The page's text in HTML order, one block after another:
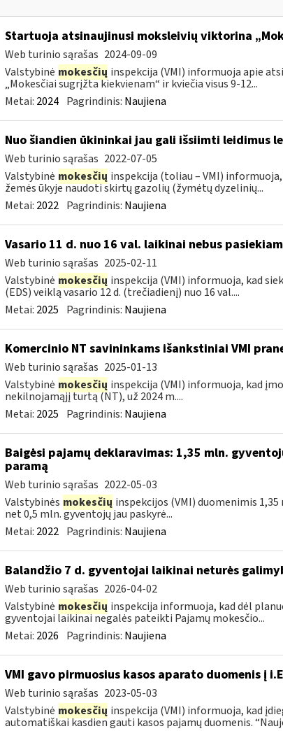
Startuoja atsinaujinusi moksleivių viktorina
Web turinio sąrašas 2024-09-09
Valstybinė mokesčių inspekcija (VMI) informuoja apie
„Mokesčiai sugrįžta kiekvienam“ ir kviečia visus 9-12...
Metai: 2024 Pagrindinis: Naujiena
Nuo šiandien ūkininkai jau gali išsiimti leidimus
Web turinio sąrašas 2022-07-05
Valstybinė mokesčių inspekcija (toliau – VMI)
žemės ūkyje naudoti skirtų gazolių (žymėtų dyzelinių...
Metai: 2022 Pagrindinis: Naujiena
Vasario 11 d. nuo 16 val. laikinai nebus
Web turinio sąrašas 2025-02-11
Valstybinė mokesčių inspekcija (VMI) informuoja, kad
(EDS) veiklą vasario 12 d. (trečiadienį) nuo 16 val....
Metai: 2025 Pagrindinis: Naujiena
Komercinio NT savininkams išankstiniai VMI
Web turinio sąrašas 2025-01-13
Valstybinė mokesčių inspekcija (VMI) informuoja, kad
nekilnojamąjį turtą (NT), už 2024 m....
Metai: 2025 Pagrindinis: Naujiena
Baigėsi pajamų deklaravimas: 1,35 mln.
paramą
Web turinio sąrašas 2022-05-03
Valstybinės mokesčių inspekcijos (VMI) duomenimis
net 0,5 mln. gyventojų jau paskyrė...
Metai: 2022 Pagrindinis: Naujiena
Balandžio 7 d. gyventojai laikinai neturės
Web turinio sąrašas 2026-04-02
Valstybinė mokesčių inspekcija informuoja, kad dėl
gyventojai laikinai negalės pateikti Pajamų mokesčio...
Metai: 2026 Pagrindinis: Naujiena
VMI gavo pirmuosius kasos aparato duomenis į
Web turinio sąrašas 2023-05-03
Valstybinė mokesčių inspekcija (VMI) informuoja, kad
automatiškai kasdien gauti kasos pajamų duomenis.